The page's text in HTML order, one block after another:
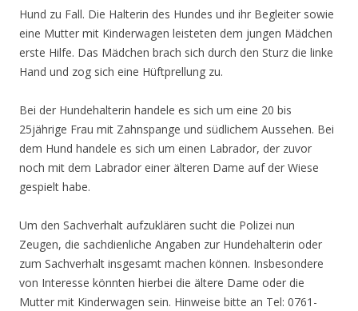
Hund zu Fall. Die Halterin des Hundes und ihr Begleiter sowie
eine Mutter mit Kinderwagen leisteten dem jungen Mädchen
erste Hilfe. Das Mädchen brach sich durch den Sturz die linke
Hand und zog sich eine Hüftprellung zu.
Bei der Hundehalterin handele es sich um eine 20 bis
25jährige Frau mit Zahnspange und südlichem Aussehen. Bei
dem Hund handele es sich um einen Labrador, der zuvor
noch mit dem Labrador einer älteren Dame auf der Wiese
gespielt habe.
Um den Sachverhalt aufzuklären sucht die Polizei nun
Zeugen, die sachdienliche Angaben zur Hundehalterin oder
zum Sachverhalt insgesamt machen können. Insbesondere
von Interesse könnten hierbei die ältere Dame oder die
Mutter mit Kinderwagen sein. Hinweise bitte an Tel: 0761-